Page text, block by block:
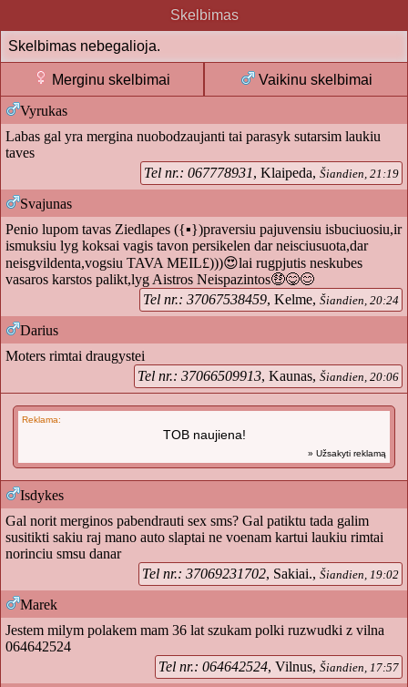
Skelbimas
Skelbimas nebegalioja.
Merginu skelbimai
Vaikinu skelbimai
Vyrukas
Labas gal yra mergina nuobodzaujanti tai parasyk sutarsim laukiu
taves
Tel nr.: 067778931, Klaipeda, Šiandien, 21:19
Svajunas
Penio lupom tavas Ziedlapes ({▪})praversiu pajuvensiu isbuciuosiu,ir
ismuksiu lyg koksai vagis tavon persikelen dar neisciusuota,dar
neisgvildenta,vogsiu TAVA MEIL£)))😍lai rugpjutis neskubes
vasaros karstos palikt,lyg Aistros Neispazintos🤑😋😊
Tel nr.: 37067538459, Kelme, Šiandien, 20:24
Darius
Moters rimtai draugystei
Tel nr.: 37066509913, Kaunas, Šiandien, 20:06
Reklama:
TOB naujiena!
» Užsakyti reklamą
Isdykes
Gal norit merginos pabendrauti sex sms? Gal patiktu tada galim
susitikti sakiu raj mano auto slaptai ne voenam kartui laukiu rimtai
norinciu smsu danar
Tel nr.: 37069231702, Sakiai., Šiandien, 19:02
Marek
Jestem milym polakem mam 36 lat szukam polki ruzwudki z vilna
064642524
Tel nr.: 064642524, Vilnus, Šiandien, 17:57